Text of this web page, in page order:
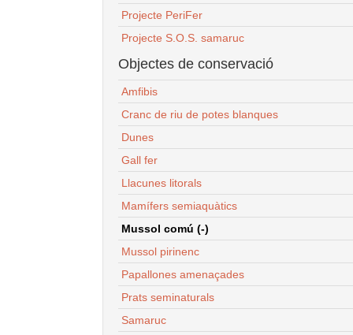
Projecte PeriFer
Projecte S.O.S. samaruc
Objectes de conservació
Amfibis
Cranc de riu de potes blanques
Dunes
Gall fer
Llacunes litorals
Mamífers semiaquàtics
Mussol comú (-)
Mussol pirinenc
Papallones amenaçades
Prats seminaturals
Samaruc